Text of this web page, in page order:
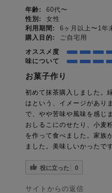
年齢:
60代〜
性別:
女性
利用期間:
6ヶ月以上〜1年
購入目的:
ご自宅用
オススメ度
味について
お菓子作り
初めて抹茶購入しました。
はという、イメージがあり
で、やや苦味や風味を感じ
おしるこにのせたり、小麦
を作って食べました。家族
ました。美味しいかったです
役に立った 0
サイトからの返信